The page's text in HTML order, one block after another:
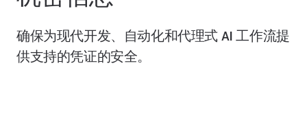
确保为现代开发、自动化和代理式 AI 工作流提
供支持的凭证的安全。